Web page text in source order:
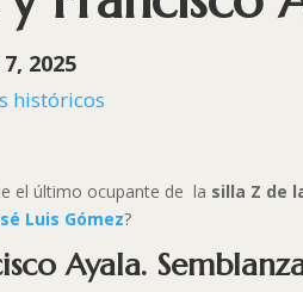
2025
históricos
el último ocupante de la silla Z de
Luis Gómez?
Ayala.